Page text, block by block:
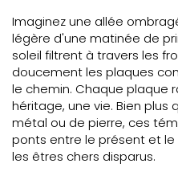
Imaginez une allée
légère d'une matinée de
soleil filtrent à travers les
doucement les plaques
le chemin. Chaque plaque
héritage, une vie. Bien
métal ou de pierre, ces
ponts entre le présent et
les êtres chers disparus.